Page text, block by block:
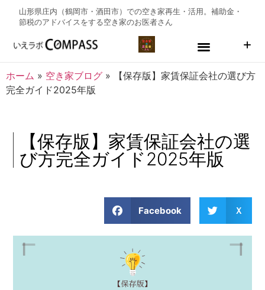
山形県庄内（鶴岡市・酒田市）での空き家再生・活用。補助金・
節税のアドバイスをする空き家のお医者さん
ホーム » 空き家ブログ »
【保存版】家賃保証会社の選び方
完全ガイド2025年版
【保存版】家賃保証会社の選
び方完全ガイド2025年版
Facebook Ｘ